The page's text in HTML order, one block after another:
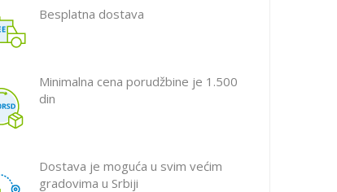
Besplatna dostava
Minimalna cena porudžbine je 1.500
din
Dostava je moguća u svim većim
gradovima u Srbiji